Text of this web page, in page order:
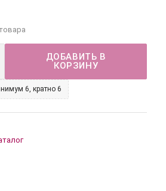
ДОБАВИТЬ В
КОРЗИНУ
6, кратно 6